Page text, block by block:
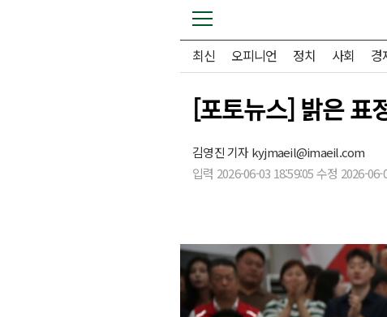
최신 오피니언 정치 사회 경
[포토뉴스] 밝은 표
김영진 기자kyjmaeil@imaeil.com
입력 2026-06-03 18:59:05 수정 2026-06-